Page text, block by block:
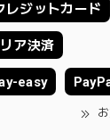
レジットカード
ア決済
easy